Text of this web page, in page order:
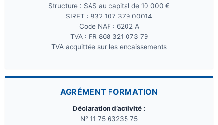
Structure : SAS au capital de 10 000 €
SIRET : 832 107 379 00014
Code NAF : 6202 A
TVA : FR 868 321 073 79
TVA acquittée sur les encaissements
AGRÉMENT FORMATION
Déclaration d’activité :
N° 11 75 63235 75